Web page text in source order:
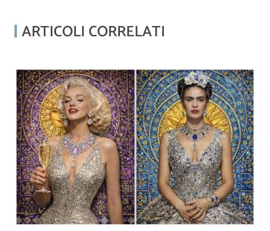
ARTICOLI CORRELATI